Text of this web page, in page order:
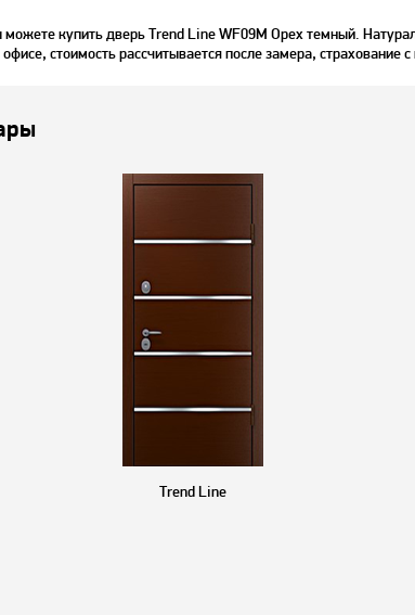
можете купить дверь Trend Line WF09M Орех темный.
стоимость рассчитывается после замера, страхование
Trend Line